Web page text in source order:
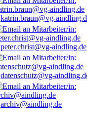
katrin.braun@vg-
peter.christ@vg-aindling.de
datenschutz@vg-
archiv@aindling.de